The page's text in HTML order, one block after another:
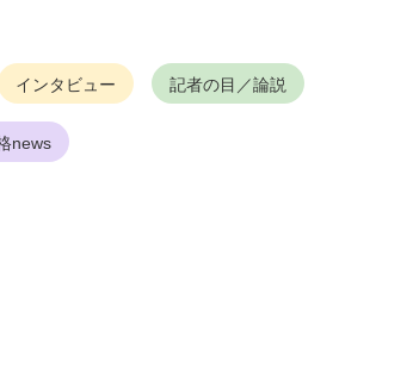
インタビュー 記者の目／論説
news